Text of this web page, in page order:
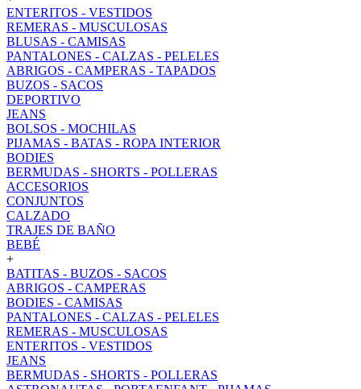
ENTERITOS - VESTIDOS
REMERAS - MUSCULOSAS
BLUSAS - CAMISAS
PANTALONES - CALZAS - PELELES
ABRIGOS - CAMPERAS - TAPADOS
BUZOS - SACOS
DEPORTIVO
JEANS
BOLSOS - MOCHILAS
PIJAMAS - BATAS - ROPA INTERIOR
BODIES
BERMUDAS - SHORTS - POLLERAS
ACCESORIOS
CONJUNTOS
CALZADO
TRAJES DE BAÑO
BEBÉ
+
BATITAS - BUZOS - SACOS
ABRIGOS - CAMPERAS
BODIES - CAMISAS
PANTALONES - CALZAS - PELELES
REMERAS - MUSCULOSAS
ENTERITOS - VESTIDOS
JEANS
BERMUDAS - SHORTS - POLLERAS